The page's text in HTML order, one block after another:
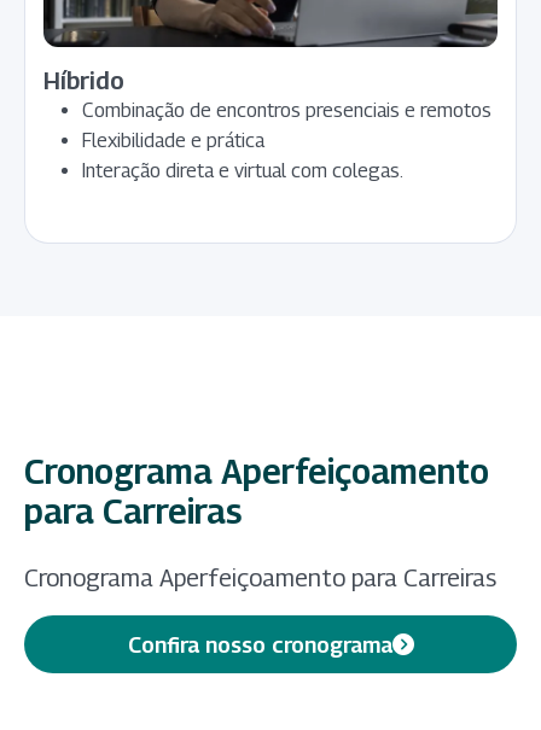
Híbrido
Combinação de encontros presenciais e remotos
Flexibilidade e prática
Interação direta e virtual com colegas.
Cronograma Aperfeiçoamento
para Carreiras
Cronograma Aperfeiçoamento para Carreiras
Confira nosso cronograma
(abre em nova aba)